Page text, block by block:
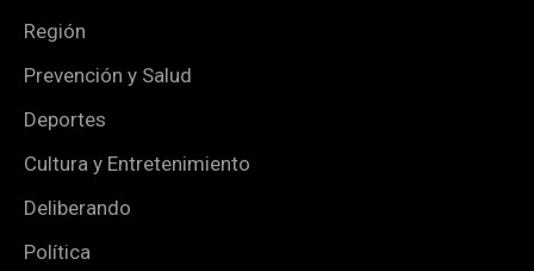
Región
Prevención y Salud
Deportes
Cultura y Entretenimiento
Deliberando
Política